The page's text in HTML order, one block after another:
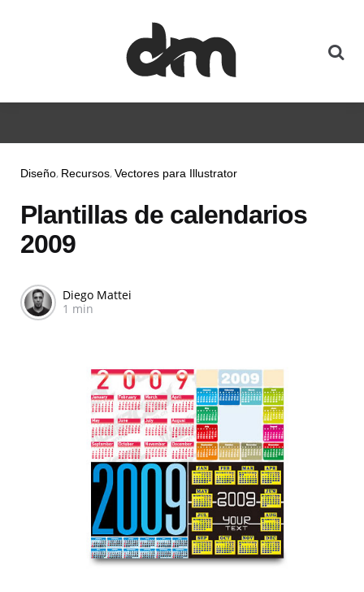
Diseño Recursos Vectores para Illustrator
Plantillas de calendarios
2009
Diego Mattei
1 min